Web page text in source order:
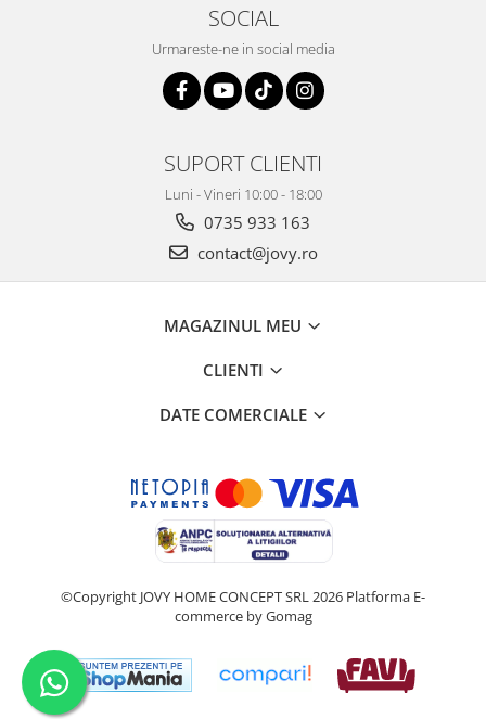
SOCIAL
Urmareste-ne in social media
SUPORT CLIENTI
Luni - Vineri 10:00 - 18:00
0735 933 163
contact@jovy.ro
MAGAZINUL MEU
CLIENTI
DATE COMERCIALE
©Copyright JOVY HOME CONCEPT SRL 2026 Platforma E-
commerce by Gomag